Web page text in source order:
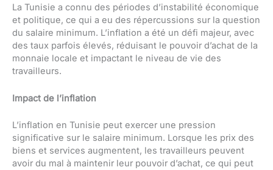
La Tunisie a connu des périodes d’instabilité économique
et politique, ce qui a eu des répercussions sur la question
du salaire minimum. L’inflation a été un défi majeur, avec
des taux parfois élevés, réduisant le pouvoir d’achat de la
monnaie locale et impactant le niveau de vie des
travailleurs.
Impact de l’inflation
L’inflation en Tunisie peut exercer une pression
significative sur le salaire minimum. Lorsque les prix des
biens et services augmentent, les travailleurs peuvent
avoir du mal à maintenir leur pouvoir d’achat, ce qui peut